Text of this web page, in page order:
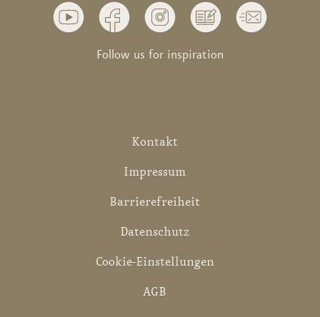
Follow us for inspiration
Kontakt
Impressum
Barrierefreiheit
Datenschutz
Cookie-Einstellungen
AGB